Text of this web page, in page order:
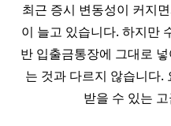
최근 증시 변동성이 커지
이 늘고 있습니다. 하지만
반 입출금통장에 그대로
는 것과 다르지 않습니다.
받을 수 있는